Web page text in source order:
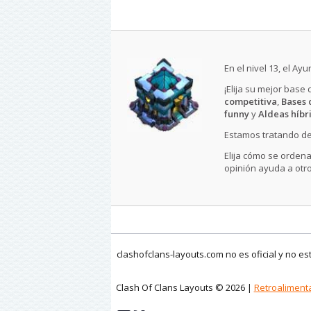
En el nivel 13, el
¡Elija su mejor
competitiva, Bases
funnyyAldeas
Estamos tratando
Elija cómo se
opinión ayuda a
clashofclans-layouts.com no es oficial y no
Clash Of Clans Layouts © 2026 |